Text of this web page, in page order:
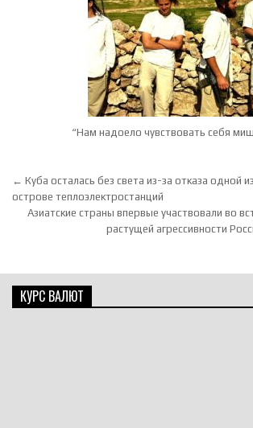
“Нам надоело чувствовать себя
Навигация по
← Куба осталась без света из-за отказа одной
острове теплоэлектростанций
Азиатские страны впервые участвовали во
растущей агрессивности
КУРС ВАЛЮТ